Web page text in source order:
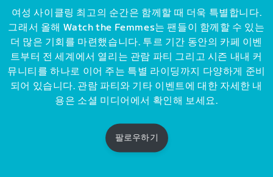
여성 사이클링 최고의 순간은 함께할 때 더욱 특별합니다.
그래서 올해 Watch the Femmes는 팬들이 함께할 수 있는
더 많은 기회를 마련했습니다. 투르 기간 동안의 카페 이벤
트부터 전 세계에서 열리는 관람 파티 그리고 시즌 내내 커
뮤니티를 하나로 이어 주는 특별 라이딩까지 다양하게 준비
되어 있습니다. 관람 파티와 기타 이벤트에 대한 자세한 내
용은 소셜 미디어에서 확인해 보세요.
팔로우하기